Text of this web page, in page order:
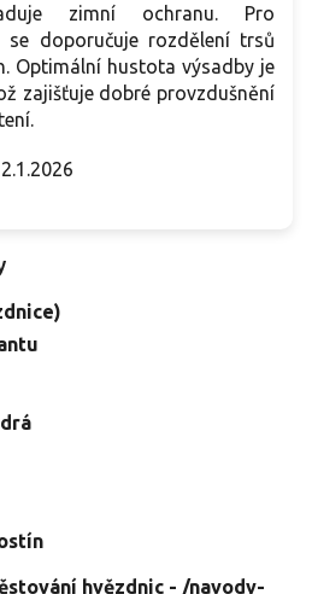
zimní ochranu. Pro
doporučuje rozdělení trsů
Optimální hustota výsadby je
zajišťuje dobré provzdušnění
hvězdnic - /navody-